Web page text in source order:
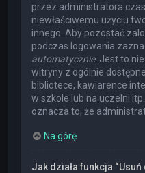
przez administratora
niewłaściwemu użyciu
innego. Aby pozostać
podczas logowania
automatycznie. Jest to
witryny z ogólnie
bibliotece, kawiarence
w szkole lub na uczelni
oznacza to, że
Na górę
Jak działa funkcja